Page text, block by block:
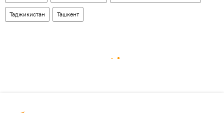
Таджикистан Ташкент